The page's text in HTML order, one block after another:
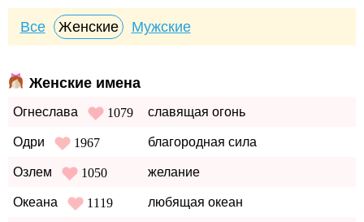
Все Женские Мужские
Женские имена
Огнеслава 1079 славящая огонь
Одри 1967 благородная сила
Озлем 1050 желание
Океана 1119 любящая океан